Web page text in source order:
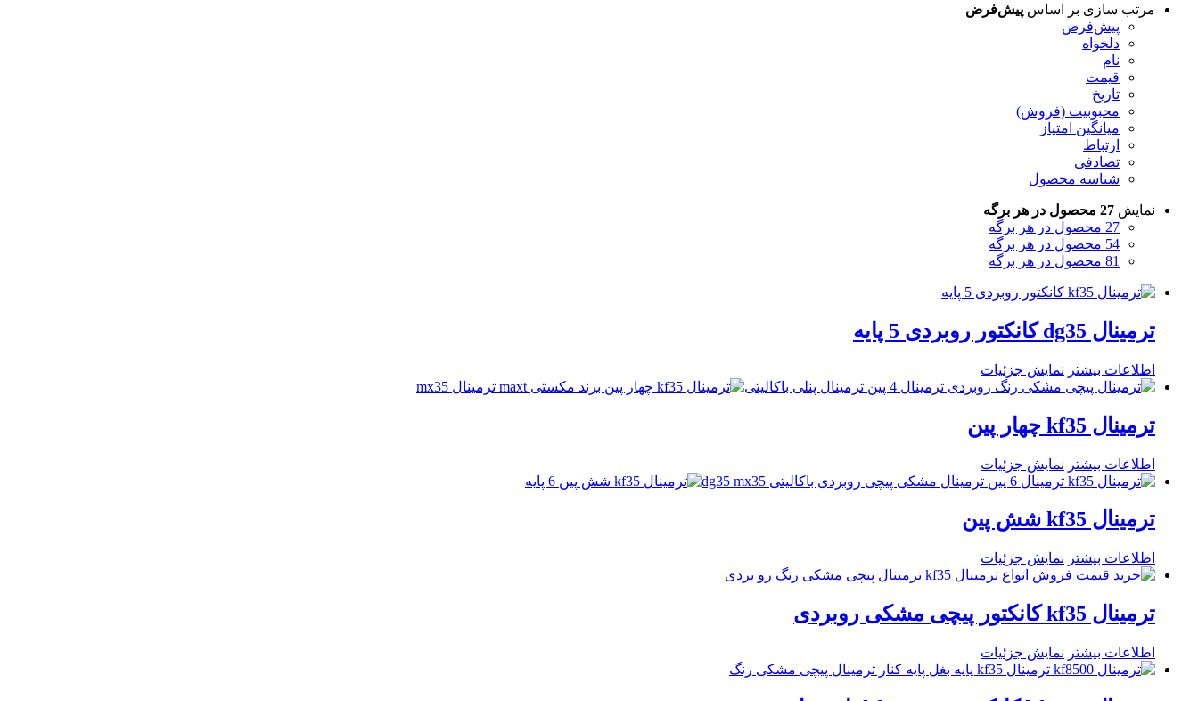
مرتب سازی بر اساس پیش‌فرض
پیش‌فرض
دلخواه
نام
قیمت
تاریخ
محبوبیت (فروش)
میانگین امتیاز
ارتباط
تصادفی
شناسه محصول
نمایش 27 محصول در هر برگه
27 محصول در هر برگه
54 محصول در هر برگه
81 محصول در هر برگه
ترمینال dg35 کانکتور روبردی 5 پایه
اطلاعات بیشتر نمایش جزئیات
ترمینال kf35 چهار پین
اطلاعات بیشتر نمایش جزئیات
ترمینال kf35 شش پین
اطلاعات بیشتر نمایش جزئیات
ترمینال kf35 کانکتور پیچی مشکی روبردی
اطلاعات بیشتر نمایش جزئیات